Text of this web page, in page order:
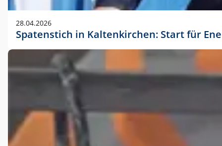
28.04.2026
Spatenstich in Kaltenkirchen: Start für